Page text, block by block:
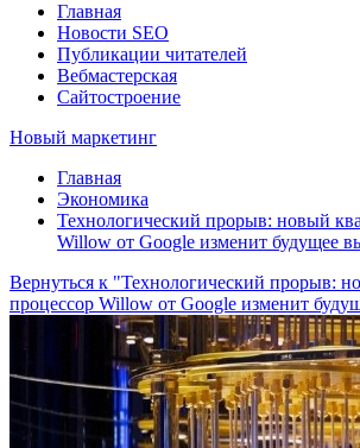
Главная
Новости SEO
Публикации читателей
Вебмастерская
Сайтостроение
Новый маркетинг
Главная
Экономика
Технологический прорыв: новый
Willow от Google изменит будущее
Вернуться к "Технологический прорыв:
процессор Willow от Google изменит